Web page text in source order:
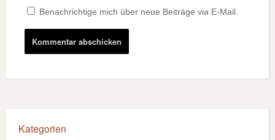
Benachrichtige mich über neue Beiträge via E-Mail.
Kategorien